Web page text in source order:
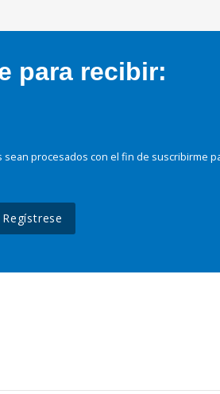
para recibir:
procesados con el fin de suscribirme
Regístrese